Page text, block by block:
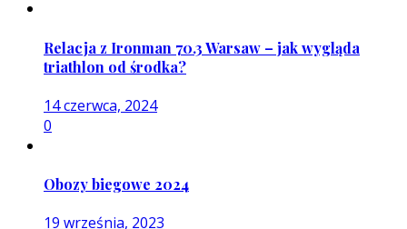
Relacja z Ironman 70.3 Warsaw – jak wygląda
triathlon od środka?
14 czerwca, 2024
0
Obozy biegowe 2024
19 września, 2023